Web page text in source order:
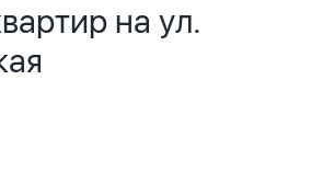
на ул.